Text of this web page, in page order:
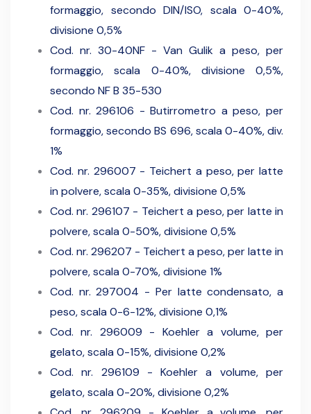
formaggio, secondo DIN/ISO, scala 0-40%,
divisione 0,5%
Cod. nr. 30-40NF - Van Gulik a peso, per
formaggio, scala 0-40%, divisione 0,5%,
secondo NF B 35-530
Cod. nr. 296106 - Butirrometro a peso, per
formaggio, secondo BS 696, scala 0-40%, div.
1%
Cod. nr. 296007 - Teichert a peso, per latte
in polvere, scala 0-35%, divisione 0,5%
Cod. nr. 296107 - Teichert a peso, per latte in
polvere, scala 0-50%, divisione 0,5%
Cod. nr. 296207 - Teichert a peso, per latte in
polvere, scala 0-70%, divisione 1%
Cod. nr. 297004 - Per latte condensato, a
peso, scala 0-6-12%, divisione 0,1%
Cod. nr. 296009 - Koehler a volume, per
gelato, scala 0-15%, divisione 0,2%
Cod. nr. 296109 - Koehler a volume, per
gelato, scala 0-20%, divisione 0,2%